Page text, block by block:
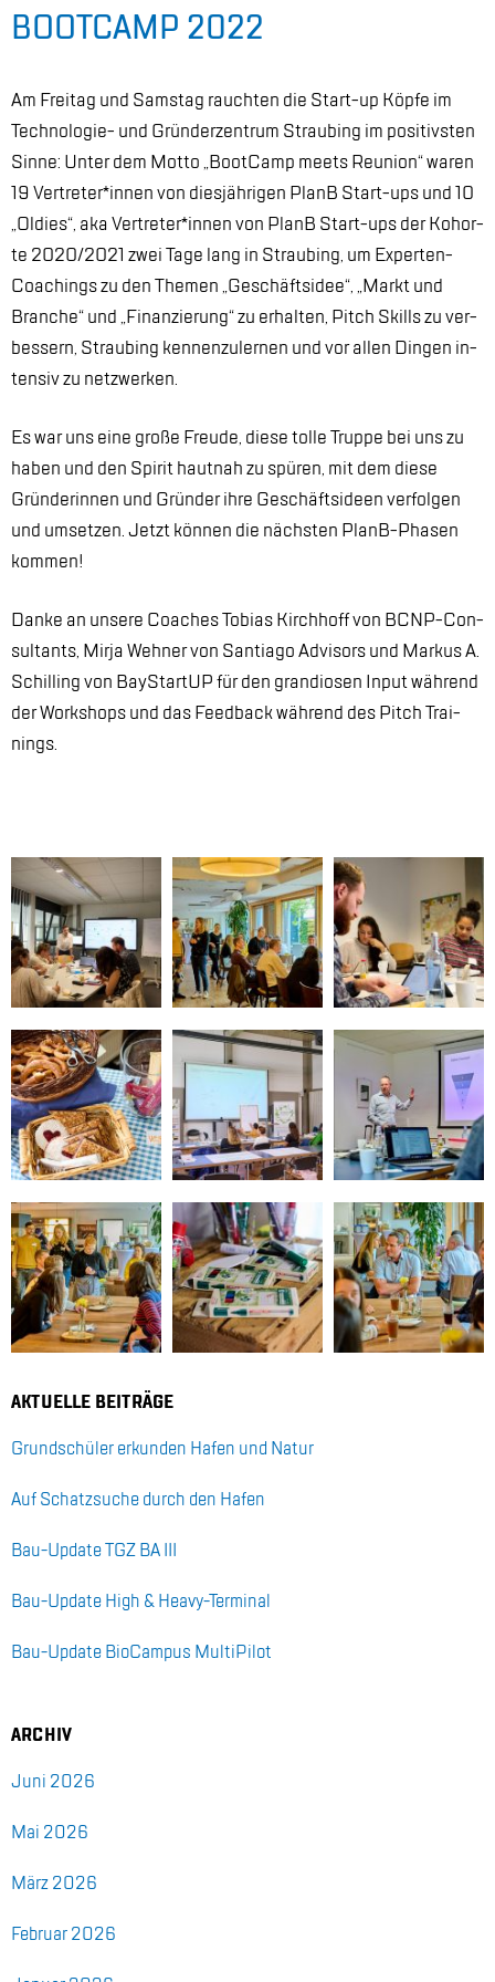
BOOT­CAMP 2022
Am Frei­tag und Sams­tag rauch­ten die Start-up Köp­fe im
Tech­no­lo­gie- und Grün­der­zen­trum Strau­bing im po­si­tivs­ten
Sin­ne: Un­ter dem Mot­to „Boot­Camp meets Re­uni­on“ wa­ren
19 Ver­tre­ter*in­nen von dies­jäh­ri­gen PlanB Start-ups und 10
„Ol­dies“, aka Ver­tre­ter*in­nen von PlanB Start-ups der Ko­hor­
te 2020/2021 zwei Tage lang in Strau­bing, um Ex­per­ten-
Coa­chings zu den The­men „Ge­schäfts­idee“, „Markt und
Bran­che“ und „Fi­nan­zie­rung“ zu er­hal­ten, Pitch Skills zu ver­
bes­sern, Strau­bing ken­nen­zu­ler­nen und vor al­len Din­gen in­
ten­siv zu netz­wer­ken.
Es war uns eine gro­ße Freu­de, die­se tol­le Trup­pe bei uns zu
ha­ben und den Spi­rit haut­nah zu spü­ren, mit dem die­se
Grün­de­rin­nen und Grün­der ihre Ge­schäfts­ide­en ver­fol­gen
und um­set­zen. Jetzt kön­nen die nächs­ten PlanB-Pha­sen
kom­men!
Dan­ke an un­se­re Coa­ches To­bi­as Kirch­hoff von BCNP-Con­
sul­tants, Mir­ja Weh­ner von San­tia­go Ad­vi­sors und Mar­kus A.
Schil­ling von Bay­Start­UP für den gran­dio­sen In­put wäh­rend
der Work­shops und das Feed­back wäh­rend des Pitch Trai­
nings.
AK­TU­EL­LE BEI­TRÄ­GE
Grund­schü­ler er­kun­den Ha­fen und Na­tur
Auf Schatz­su­che durch den Ha­fen
Bau-Up­date TGZ BA III
Bau-Up­date High & Hea­vy-Ter­mi­nal
Bau-Up­date Bio­Cam­pus Mul­ti­Pi­lot
AR­CHIV
Juni 2026
Mai 2026
März 2026
Fe­bru­ar 2026